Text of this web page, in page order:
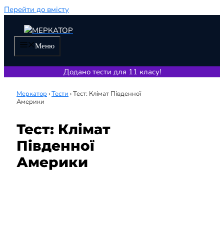
Перейти до вмісту
Меню
Додано тести для 11 класу!
Меркатор ›Тести ›Тест: Клімат Південної
Америки
Тест: Клімат
Південної
Америки